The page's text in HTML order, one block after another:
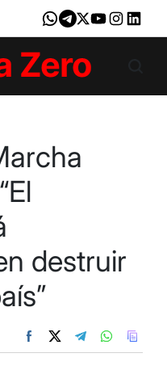
Whatsapp
Telegram
X YoutubeInstagram
destruir